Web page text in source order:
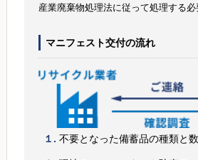
産業廃棄物処理法に従って処理する必
マニフェスト交付の流れ
１.不要となった備蓄品の種類と